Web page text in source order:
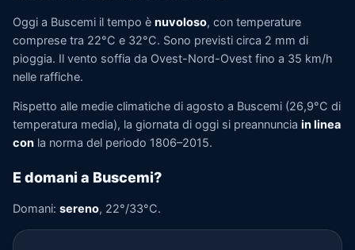
Oggi a Buscemi il tempo è nuvoloso, con temperature
comprese tra 22°C e 32°C. Sono previsti circa 2 mm di
pioggia. Il vento soffia da Ovest-Nord-Ovest fino a 35 km/h
nelle raffiche.
Rispetto alle medie climatiche di agosto a Buscemi (26,9°C di
temperatura media), la giornata di oggi si preannuncia in linea
con la norma del periodo 1806–2015.
E domani a Buscemi?
Domani: sereno, 22°/33°C.